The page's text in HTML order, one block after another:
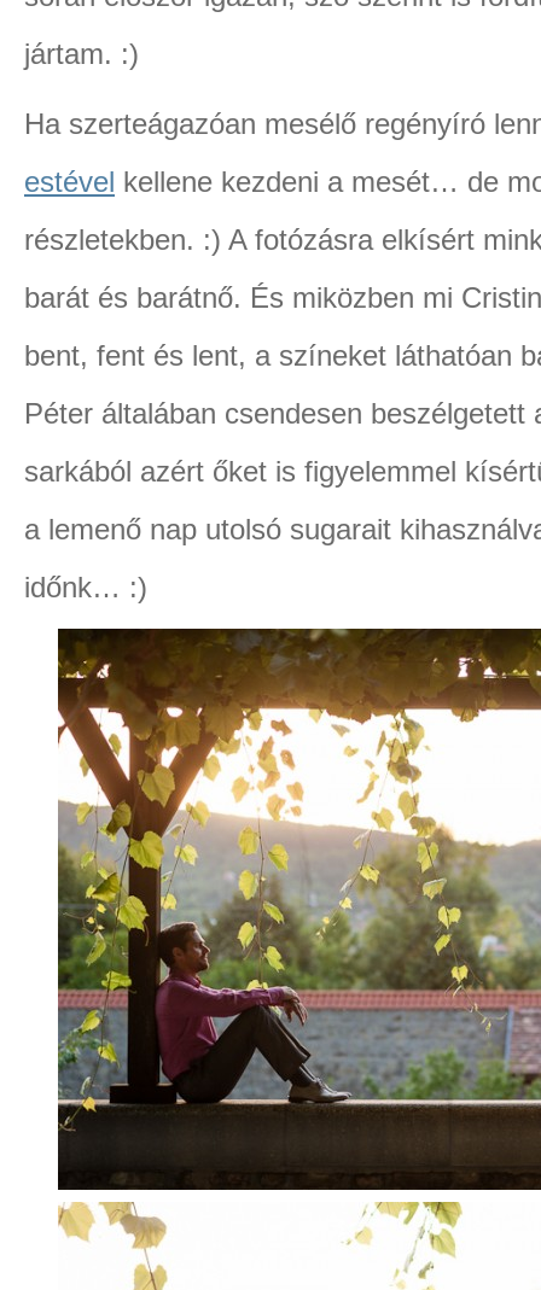
jártam. :)
Ha szerteágazóan mesélő regényíró
estével kellene kezdeni a mesét… de
részletekben. :) A fotózásra elkísért
barát és barátnő. És miközben mi
bent, fent és lent, a színeket láthatóan
Péter általában csendesen
sarkából azért őket is figyelemmel
a lemenő nap utolsó sugarait
időnk… :)